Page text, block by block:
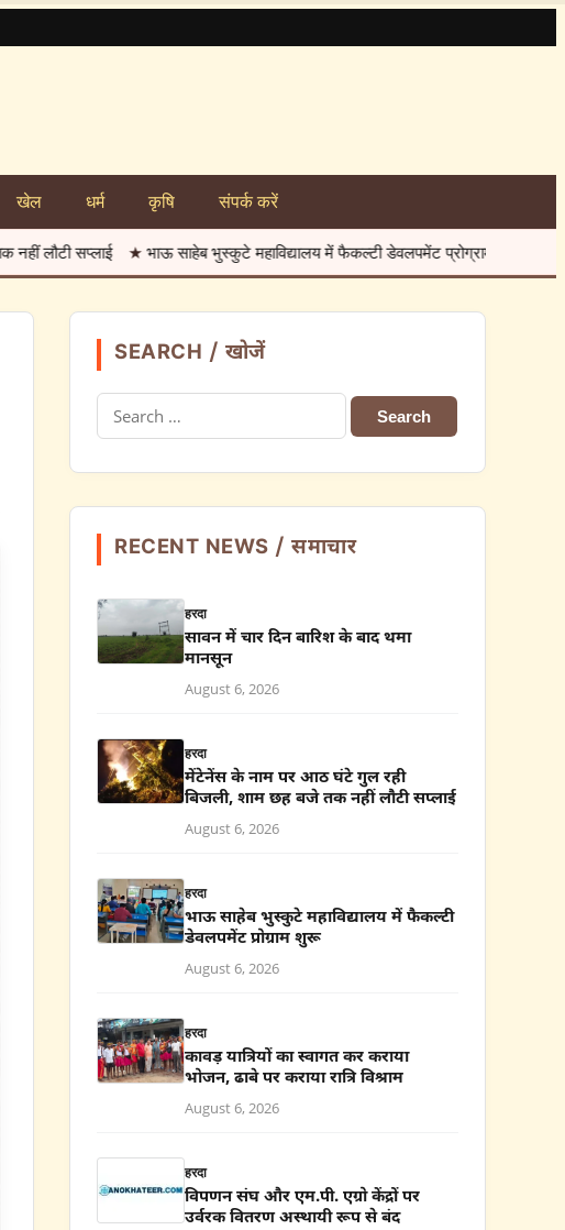
खेल धर्म कृषि संपर्क करें
★ भाऊ साहेब भुस्कुटे महाविद्यालय में फैकल्टी डेवलपमेंट प्रोग्राम शुरू ★ कावड़ यात्रियों का
SEARCH / खोजें
Search
for:
RECENT NEWS / समाचार
हरदा
सावन में चार दिन बारिश के बाद थमा
मानसून
August 6, 2026
हरदा
मेंटेनेंस के नाम पर आठ घंटे गुल रही
बिजली, शाम छह बजे तक नहीं लौटी सप्लाई
August 6, 2026
हरदा
भाऊ साहेब भुस्कुटे महाविद्यालय में फैकल्टी
डेवलपमेंट प्रोग्राम शुरू
August 6, 2026
हरदा
कावड़ यात्रियों का स्वागत कर कराया
भोजन, ढाबे पर कराया रात्रि विश्राम
August 6, 2026
हरदा
विपणन संघ और एम.पी. एग्रो केंद्रों पर
उर्वरक वितरण अस्थायी रूप से बंद